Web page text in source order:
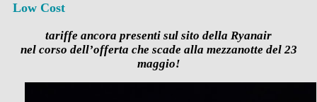
Low Cost
tariffe ancora presenti sul sito della Ryanair
nel corso dell’offerta che scade alla mezzanotte del 23
maggio!